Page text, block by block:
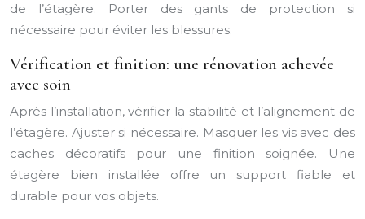
de l’étagère. Porter des gants de protection si
nécessaire pour éviter les blessures.
Vérification et finition: une rénovation achevée
avec soin
Après l’installation, vérifier la stabilité et l’alignement de
l’étagère. Ajuster si nécessaire. Masquer les vis avec des
caches décoratifs pour une finition soignée. Une
étagère bien installée offre un support fiable et
durable pour vos objets.